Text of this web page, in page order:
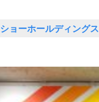
ョーホールディングス